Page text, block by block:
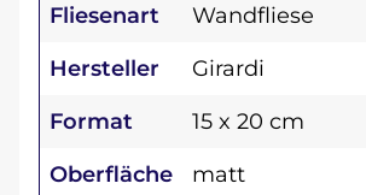
Fliesenart
Wandfliese
Hersteller
Girardi
Format
15 x 20 cm
Oberfläche
matt